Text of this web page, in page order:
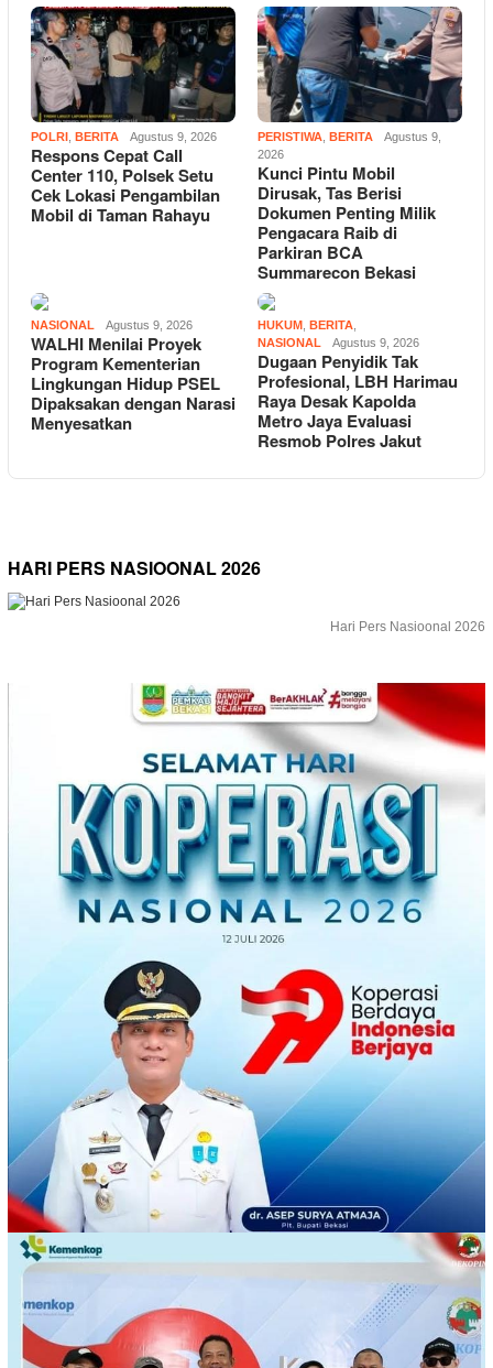
POLRI BERITA Agustus 9, 2026
Respons Cepat Call
Center 110, Polsek Setu
Cek Lokasi Pengambilan
Mobil di Taman Rahayu
PERISTIWA BERITA
Agustus 9,
2026
Kunci Pintu Mobil
Dirusak, Tas Berisi
Dokumen Penting Milik
Pengacara Raib di
Parkiran BCA
Summarecon Bekasi
NASIONAL Agustus 9, 2026
WALHI Menilai Proyek
Program Kementerian
Lingkungan Hidup PSEL
Dipaksakan dengan Narasi
Menyesatkan
HUKUM BERITA
NASIONAL
Agustus 9, 2026
Dugaan Penyidik Tak
Profesional, LBH Harimau
Raya Desak Kapolda
Metro Jaya Evaluasi
Resmob Polres Jakut
HARI PERS NASIOONAL 2026
Hari Pers Nasioonal 2026